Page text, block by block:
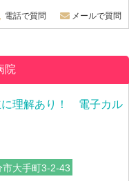
電話で質問 メールで質問
院
理解あり！ 電子カル
市大手町3-2-43